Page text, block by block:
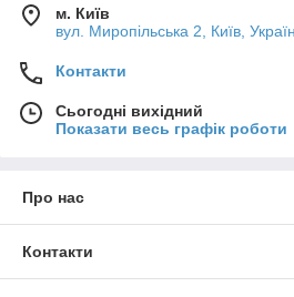
м. Київ
вул. Миропільська 2, Київ,
Контакти
Сьогодні вихідний
Показати весь графік роботи
Про нас
Контакти